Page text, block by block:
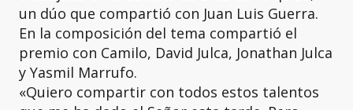
un dúo que compartió con Juan Luis Guerra.
En la composición del tema compartió el
premio con Camilo, David Julca, Jonathan Julca
y Yasmil Marrufo.
«Quiero compartir con todos estos talentos